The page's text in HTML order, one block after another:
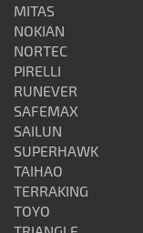
MITAS
NOKIAN
NORTEC
PIRELLI
RUNEVER
SAFEMAX
SAILUN
SUPERHAWK
TAIHAO
TERRAKING
TOYO